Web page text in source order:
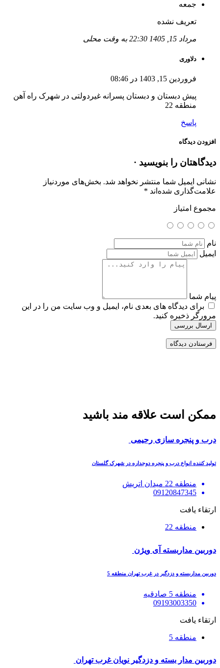
جمعه
تعریف نشده
مرداد 15, 1405 22:30 به وقت محلی
دلاوری
فروردین 15, 1403 در 08:46
پیش دبستان و دبستان پسرانه غیردولتی در شهرک راه آهن
منطقه 22
پاسخ
افزودن دیدگاه
دیدگاهتان را بنویسید ·
نشانی ایمیل شما منتشر نخواهد شد. بخش‌های موردنیاز
علامت‌گذاری شده‌اند *
مجموع امتیاز
نام
ایمیل
پیام شما
برای دیدگاه های بعدی نام، ایمیل و وب سایت من را در این
مرورگر ذخیره کنید.
ارسال بررسی
ممکن است علاقه مند باشید
درب و پنجره سازی رحیمی
تولید کننده انواع درب و پنجره دوجداره در شهرک گلستان
منطقه 22 میدان اتریش
09120847345
ارتقاء یافت
منطقه 22
دوربین مداربسته آی ویژن
دوربین مداربسته و دزدگیر در غرب تهران منطقه 5
منطقه 5 صادقیه
09193003350
ارتقاء یافت
منطقه 5
دوربین مدار بسته و دزدگیر نویان غرب تهران